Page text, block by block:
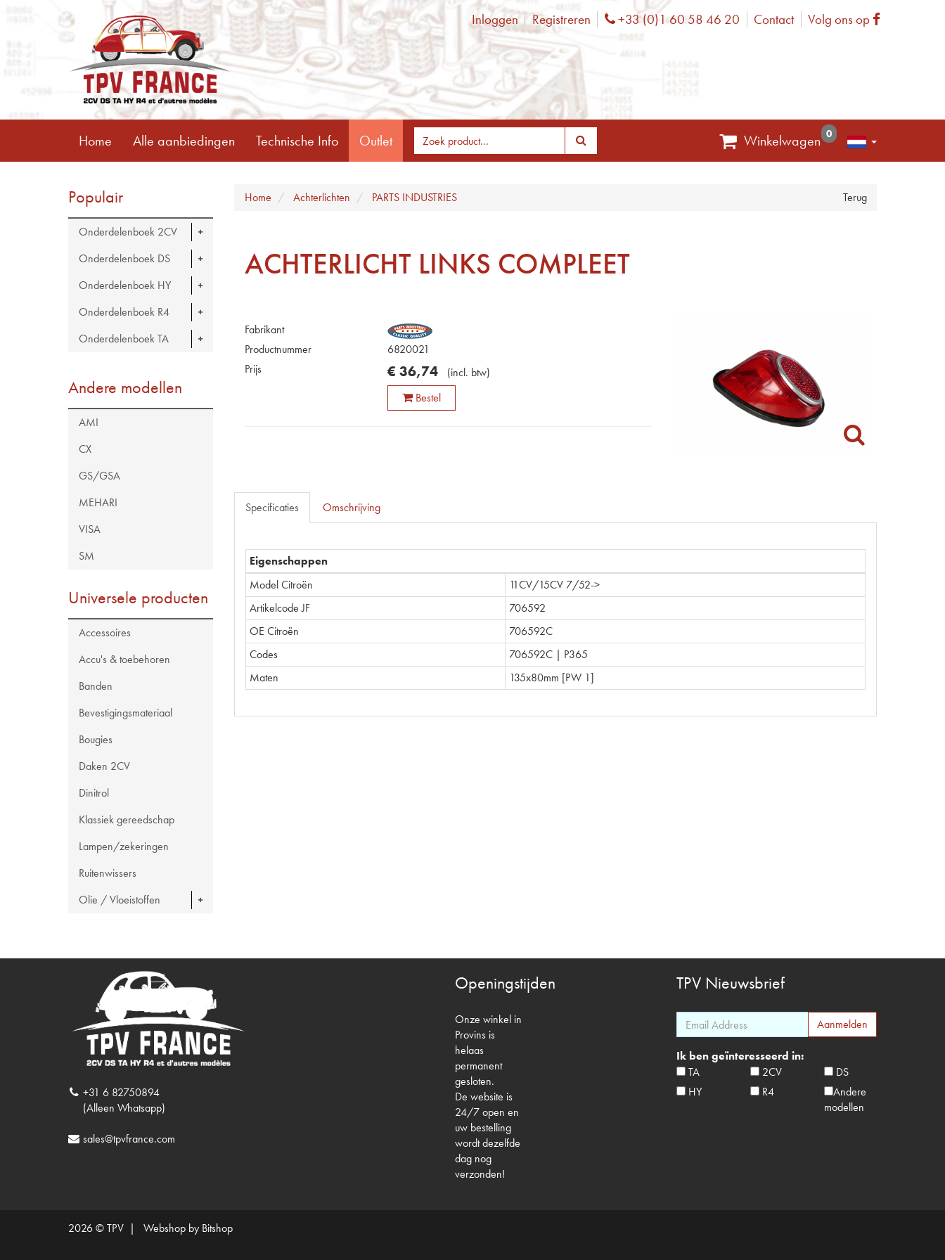
Inloggen Registreren Phone
+33 (0)1 60 58 46 20 Contact Volg ons op Facebook
Home Alle aanbiedingen Technische Info Outlet Winkelwagen 0
Populair
Onderdelenboek 2CV
Onderdelenboek DS
Onderdelenboek HY
Onderdelenboek R4
Onderdelenboek TA
Andere modellen
AMI
CX
GS/GSA
MEHARI
VISA
SM
Universele producten
Accessoires
Accu's & toebehoren
Banden
Bevestigingsmateriaal
Bougies
Daken 2CV
Dinitrol
Klassiek gereedschap
Lampen/zekeringen
Ruitenwissers
Olie / Vloeistoffen
Terug
Home Achterlichten PARTS INDUSTRIES
ACHTERLICHT LINKS COMPLEET
Fabrikant
Productnummer
6820021
Prijs
€ 36,74 (incl. btw)
Bestel
Specificaties Omschrijving
Eigenschappen
Model Citroën
11CV/15CV 7/52->
Artikelcode JF
706592
OE Citroën
706592C
Codes
706592C | P365
Maten
135x80mm [PW 1]
+31 6 82750894
(Alleen Whatsapp)
sales@tpvfrance.com
Openingstijden
Onze winkel in
Provins is
helaas
permanent
gesloten.
De website is
24/7 open en
uw bestelling
wordt dezelfde
dag nog
verzonden!
TPV Nieuwsbrief
Ik ben geïnteresseerd in:
TA
2CV
DS
HY
R4
Andere
modellen
2026 © TPV | Webshop by Bitshop